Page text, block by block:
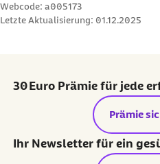
Webcode: a005173
Letzte Aktualisierung: 01.12.2025
30 Euro Prämie für jede
externer
Prämie
Ihr Newsletter für ein